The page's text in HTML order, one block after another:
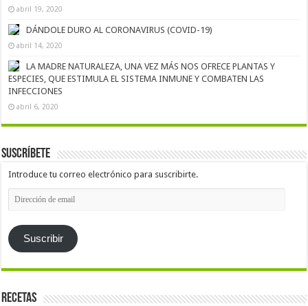
abril 19, 2020
DÁNDOLE DURO AL CORONAVIRUS (COVID-19)
abril 14, 2020
LA MADRE NATURALEZA, UNA VEZ MÁS NOS OFRECE PLANTAS Y
ESPECIES, QUE ESTIMULA EL SISTEMA INMUNE Y COMBATEN LAS
INFECCIONES
abril 6, 2020
Suscríbete
Introduce tu correo electrónico para suscribirte.
Dirección
de
Suscribir
Recetas